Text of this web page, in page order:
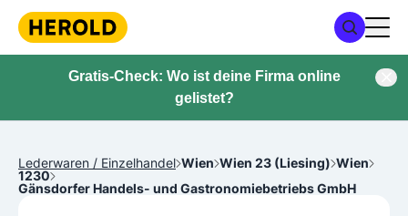
Gratis-Check: Wo ist deine Firma online
gelistet?
Lederwaren / Einzelhandel Wien Wien 23 (Liesing) Wien
1230
Gänsdorfer Handels- und Gastronomiebetriebs GmbH